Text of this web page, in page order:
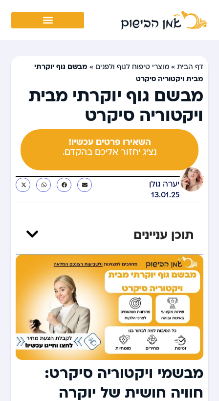
דף הבית »מוצרי טיפוח לגוף ולפנים » מבשם גוף יוקרתי
מבית ויקטוריה סיקרט
מבשם גוף יוקרתי מבית
ויקטוריה סיקרט
השאירו פרטים עכשיו!
נציג יחזור אליכם בהקדם.
יערה גולן
13.01.25
תוכן עניינים
מבשמי ויקטוריה סיקרט:
חוויה חושית של יוקרה